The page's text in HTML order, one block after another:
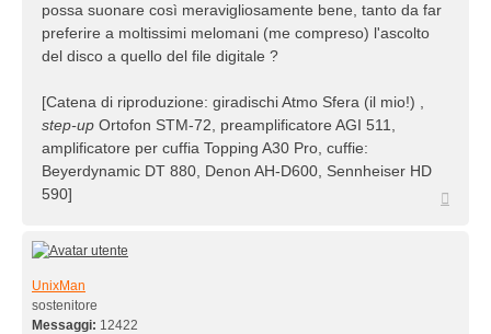
possa suonare così meravigliosamente bene, tanto da far
preferire a moltissimi melomani (me compreso) l'ascolto
del disco a quello del file digitale ?
[Catena di riproduzione: giradischi Atmo Sfera (il mio!) ,
step-up Ortofon STM-72, preamplificatore AGI 511,
amplificatore per cuffia Topping A30 Pro, cuffie:
Beyerdynamic DT 880, Denon AH-D600, Sennheiser HD
590]
UnixMan
sostenitore
Messaggi: 12422